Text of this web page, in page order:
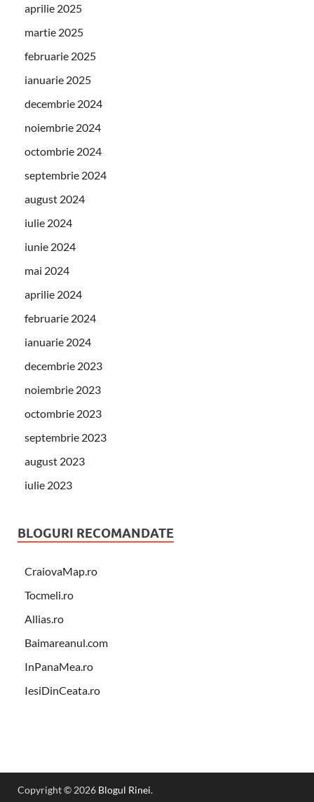
aprilie 2025
martie 2025
februarie 2025
ianuarie 2025
decembrie 2024
noiembrie 2024
octombrie 2024
septembrie 2024
august 2024
iulie 2024
iunie 2024
mai 2024
aprilie 2024
februarie 2024
ianuarie 2024
decembrie 2023
noiembrie 2023
octombrie 2023
septembrie 2023
august 2023
iulie 2023
BLOGURI RECOMANDATE
CraiovaMap.ro
Tocmeli.ro
Allias.ro
Baimareanul.com
InPanaMea.ro
IesiDinCeata.ro
Copyright © 2026 Blogul Rinei.